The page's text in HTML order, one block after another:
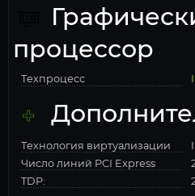
процессор
Техпроцесс
Технология виртуализации
Число линий PCI Express
TDP: